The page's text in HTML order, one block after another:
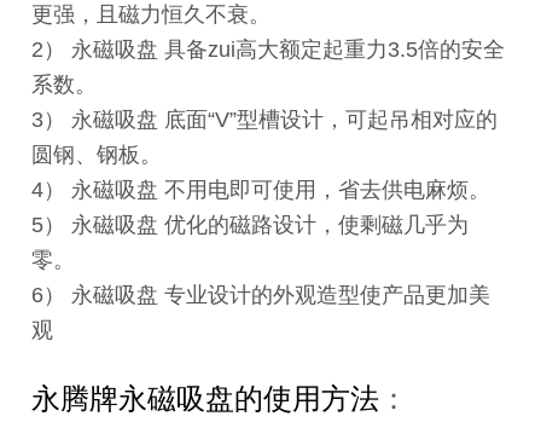
更强，且磁力恒久不衰。
2） 永磁吸盘 具备zui高大额定起重力3.5倍的安全
系数。
3） 永磁吸盘 底面“V”型槽设计，可起吊相对应的
圆钢、钢板。
4） 永磁吸盘 不用电即可使用，省去供电麻烦。
5） 永磁吸盘 优化的磁路设计，使剩磁几乎为
零。
6） 永磁吸盘 专业设计的外观造型使产品更加美
观
永腾牌永磁吸盘的使用方法 ：